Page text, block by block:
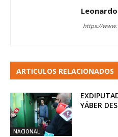
https://
ARTICULOS RELACIONADOS
NACIONAL
YÁBER